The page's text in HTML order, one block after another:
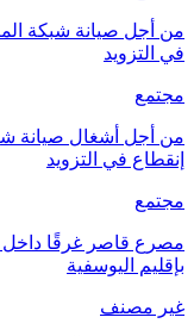
من أجل صيانة شبكة
في التزويد
مجتمع
من أجل أشغال صيانة
إنقطاع في التزويد
مجتمع
مصرع قاصر غرقًا داخل
بإقليم اليوسفية
غير مصنف